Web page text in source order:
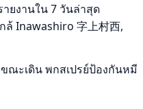
ยงานใน 7 วันล่าสุด
Inawashiro 字上村西,
ณะเดิน พกสเปรย์ป้องกันหมี